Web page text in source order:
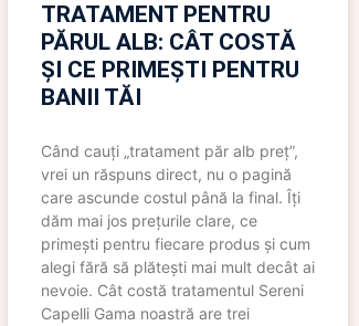
TRATAMENT PENTRU
PĂRUL ALB: CÂT COSTĂ
ȘI CE PRIMEȘTI PENTRU
BANII TĂI
Când cauți „tratament păr alb preț”,
vrei un răspuns direct, nu o pagină
care ascunde costul până la final. Îți
dăm mai jos prețurile clare, ce
primești pentru fiecare produs și cum
alegi fără să plătești mai mult decât ai
nevoie. Cât costă tratamentul Sereni
Capelli Gama noastră are trei